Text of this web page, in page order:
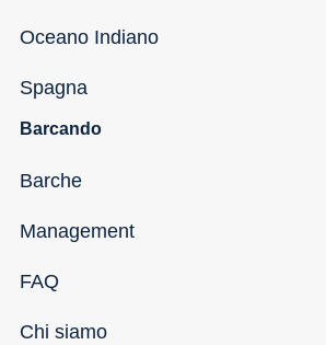
Oceano Indiano
Spagna
Barcando
Barche
Management
FAQ
Chi siamo